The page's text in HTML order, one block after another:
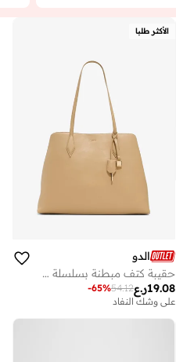
الأكثر طلبا
الدو
حقيبة كتف مبطنة بسلسلة مايلا
ر.ع19.08
54.12
-65%
على وشك النفاد